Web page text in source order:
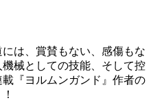
は、賞賛もない、感傷もな
械としての技能、そして控
『ヨルムンガンド』作者の